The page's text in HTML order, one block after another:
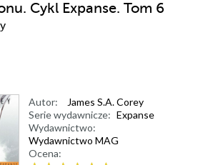
Cykl Expanse. Tom 6
Autor:
James S.A. Corey
Serie wydawnicze: Expanse
Wydawnictwo:
Wydawnictwo MAG
Ocena: